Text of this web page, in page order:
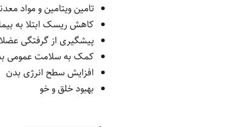
تامین ویتامین و مواد
کاهش ریسک ابتلا به
پیشگیری از گرفتگی
کمک به سلامت عمومی
افزایش سطح انرژی بدن
بهبود خلق و خو